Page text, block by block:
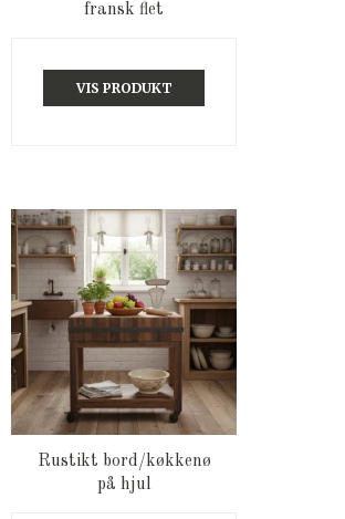
fransk flet
VIS PRODUKT
Rustikt bord/køkkenø
på hjul